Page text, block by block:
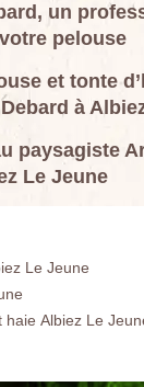
un
pelouse
et tonte
à
paysagiste
Le Jeune
Le Jeune
Albiez Le